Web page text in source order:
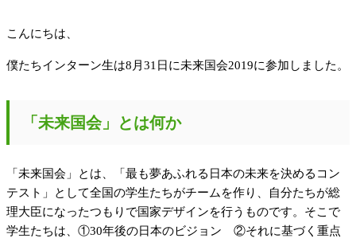
こんにちは、
僕たちインターン生は8月31日に未来国会2019に参加しました。
「未来国会」とは何か
「未来国会」とは、「最も夢あふれる日本の未来を決めるコン
テスト」として全国の学生たちがチームを作り、自分たちが総
理大臣になったつもりで国家デザインを行うものです。そこで
学生たちは、①30年後の日本のビジョン ②それに基づく重点